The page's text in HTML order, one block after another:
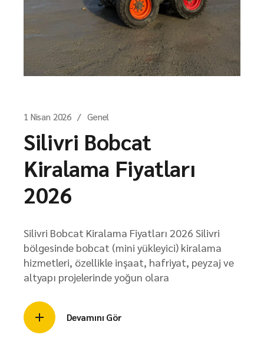
1 Nisan 2026 Genel
Silivri Bobcat
Kiralama Fiyatları
2026
Silivri Bobcat Kiralama Fiyatları 2026 Silivri
bölgesinde bobcat (mini yükleyici) kiralama
hizmetleri, özellikle inşaat, hafriyat, peyzaj ve
altyapı projelerinde yoğun olara
Devamını Gör